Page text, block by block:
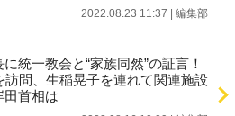
2022.08.23 11:37 編集部
統一教会と“家族同然”の証言！
訪問、生稲晃子を連れて関連施設
首相は